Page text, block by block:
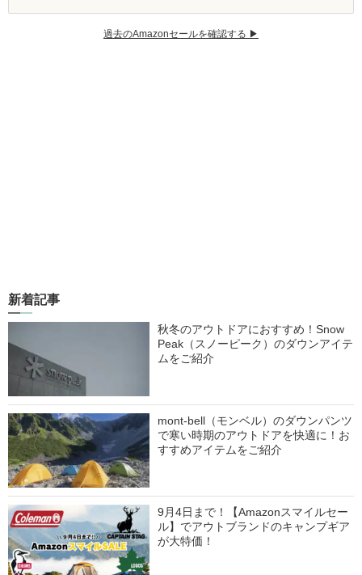
過去のAmazonセールを確認する ▶︎
新着記事
秋冬のアウトドアにおすすめ！Snow
Peak（スノーピーク）のダウンアイテ
ムをご紹介
mont-bell（モンベル）のダウンパンツ
で寒い時期のアウトドアを快適に！お
すすめアイテムをご紹介
9月4日まで！【Amazonスマイルセー
ル】でアウトブランドのキャンプギア
が大特価！